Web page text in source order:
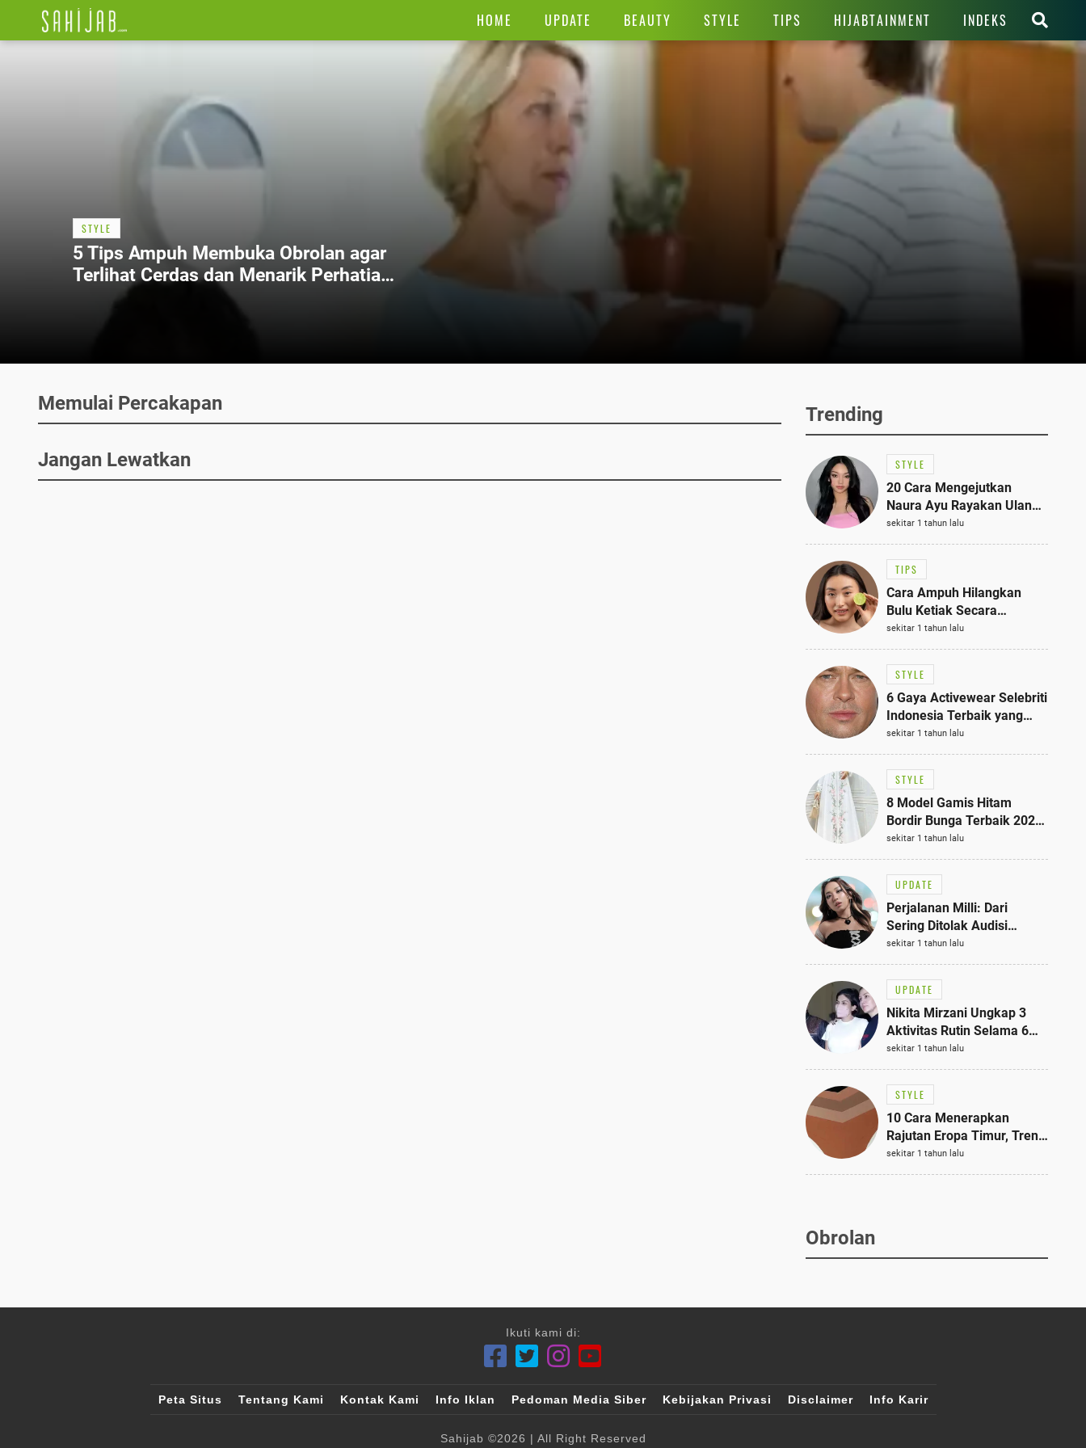
HOME UPDATE BEAUTY STYLE TIPS HIJABTAINMENT INDEKS
STYLE
5 Tips Ampuh Membuka Obrolan agar
Terlihat Cerdas dan Menarik Perhatian
Orang Baru
Memulai Percakapan
Jangan Lewatkan
Trending
STYLE
20 Cara Mengejutkan
Naura Ayu Rayakan Ulang
Tahun di Panti Asuhan,
Terlihat Anggun dengan
Kaftan Cokelat
sekitar 1 tahun lalu
TIPS
Cara Ampuh Hilangkan
Bulu Ketiak Secara
Permanen dalam 5
Langkah Sederhana
sekitar 1 tahun lalu
STYLE
6 Gaya Activewear Selebriti
Indonesia Terbaik yang
Bisa Jadi Inspirasi
Fashionmu
sekitar 1 tahun lalu
STYLE
8 Model Gamis Hitam
Bordir Bunga Terbaik 2025,
Stylish untuk Hangout
hingga Acara Semi-Formal
sekitar 1 tahun lalu
UPDATE
Perjalanan Milli: Dari
Sering Ditolak Audisi
hingga Menjadi Rapper Top
10 Thailand
sekitar 1 tahun lalu
UPDATE
Nikita Mirzani Ungkap 3
Aktivitas Rutin Selama 6
Bulan di Rutan Pondok
Bambu, Terungkap!
sekitar 1 tahun lalu
STYLE
10 Cara Menerapkan
Rajutan Eropa Timur, Tren
Mode Terbaik dan Paling
Dicari 2023
sekitar 1 tahun lalu
Obrolan
Ikuti kami di:
Peta Situs Tentang Kami Kontak Kami Info Iklan Pedoman Media Siber Kebijakan Privasi Disclaimer Info Karir
Sahijab ©2026 | All Right Reserved